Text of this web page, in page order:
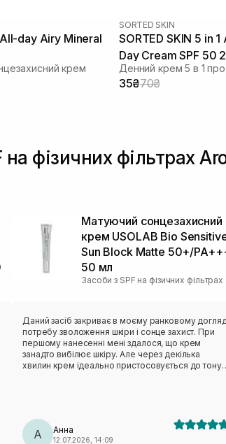
крем
SORTED SKIN
SORTED SKIN 5 in
Day Cream SPF 50
Денний крем 5 в 1
35₴70₴
фізичних фільтрах
Матуючий сонцезахисний
крем USOLAB Bio
Sun Block Matte 50+/
50 мл
Засоби з SPF на фізичних фільтрах
Даний засіб закриває в моєму ранковому догляді
потребу зволоження шкіри і сонце захист. При
першому нанесенні мені здалося, що крем
занадто вибілює шкіру. Але через декілька
хвилин крем ідеально пристосовується до тону
підійшов ідеально.
А Анна
12.07.2026, 14:09